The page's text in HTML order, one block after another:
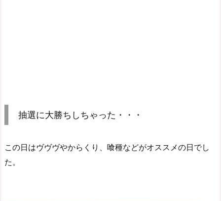
抽選に大勝ちしちゃった・・・
この日はヴヴヴやからくり、喰種などがオススメの日でし
た。